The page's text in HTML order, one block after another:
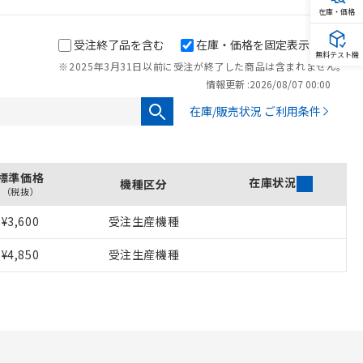
受注終了品を含む
※2025年3月31日以前に受注が終了した商品は含まれません。
在庫・価格を固定表示
情報更新 :2026/08/07 00:00
在庫/販売状況 ご利用条件
準価格
（税抜） 機種区分 在庫状況
¥3,600 受注生産機種
¥4,850 受注生産機種
在庫・価格
無料テスト機
させていただ
了承ください。
き作成されるも